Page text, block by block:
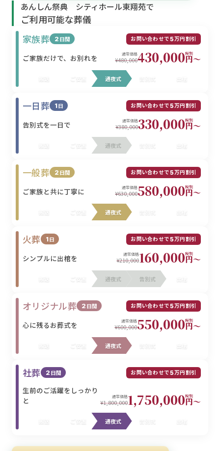
あんしん祭典 シティホール東翔苑で
ご利用可能な葬儀
家族葬
2日間 お問い合わせで5万円割引
ご家族だけで、お別れを 通常価格
¥480,000430,000円〜
税別
搬送 ご安置 通夜式 告別式 出棺
一日葬 1日 お問い合わせで5万円割引
告別式を一日で 通常価格
¥380,000330,000円〜
税別
搬送 ご安置 通夜式 告別式 出棺
一般葬 2日間 お問い合わせで5万円割引
ご家族と共に丁寧に 通常価格
¥630,000580,000円〜
税別
搬送 ご安置 通夜式 告別式 出棺
火葬 1日 お問い合わせで5万円割引
シンプルに出棺を 通常価格
¥210,000160,000円〜
税別
搬送 ご安置 通夜式 告別式 出棺
オリジナル葬 2日間 お問い合わせで5万円割引
心に残るお葬式を 通常価格
¥600,000550,000円〜
税別
搬送 ご安置 通夜式 告別式 出棺
社葬 2日間 お問い合わせで5万円割引
生前のご活躍をしっかり
と
通常価格
¥1,800,0001,750,000円〜
税別
搬送 ご安置 通夜式 告別式 出棺